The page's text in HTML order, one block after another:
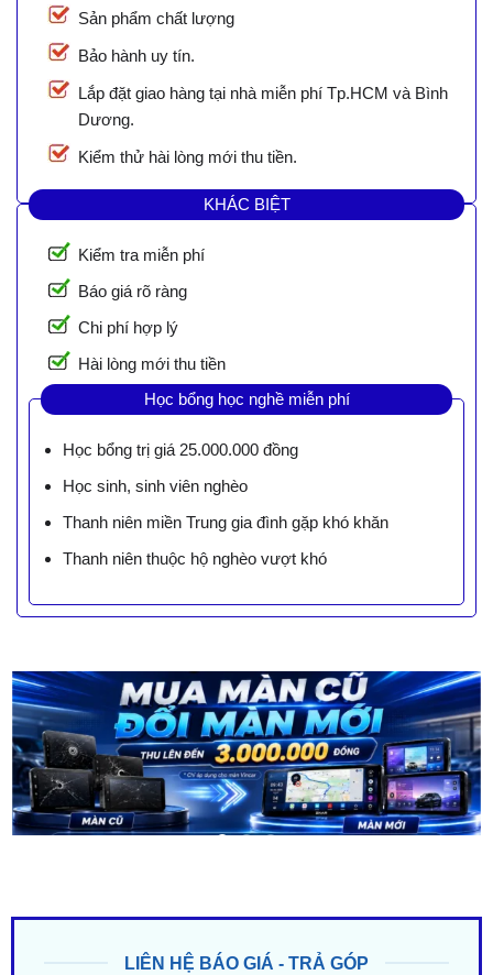
Sản phẩm chất lượng
Bảo hành uy tín.
Lắp đặt giao hàng tại nhà miễn phí Tp.HCM và Bình
Dương.
Kiểm thử hài lòng mới thu tiền.
KHÁC BIỆT
Kiểm tra miễn phí
Báo giá rõ ràng
Chi phí hợp lý
Hài lòng mới thu tiền
Học bổng học nghề miễn phí
Học bổng trị giá 25.000.000 đồng
Học sinh, sinh viên nghèo
Thanh niên miền Trung gia đình gặp khó khăn
Thanh niên thuộc hộ nghèo vượt khó